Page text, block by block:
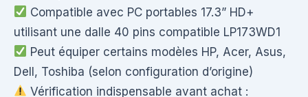
Compatible avec PC portables 17.3” HD+
utilisant une dalle 40 pins compatible LP173WD1
Peut équiper certains modèles HP, Acer, Asus,
Dell, Toshiba (selon configuration d’origine)
Vérification indispensable avant achat :